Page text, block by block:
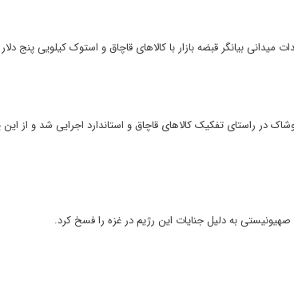
بیانگر قبضه بازار با کالاهای قاچاق و استوک کیلویی پنج
در راستای تفکیک کالاهای قاچاق و استاندارد اجرایی شد و از
به دلیل جنایات این رژیم در غزه را فسخ کرد.